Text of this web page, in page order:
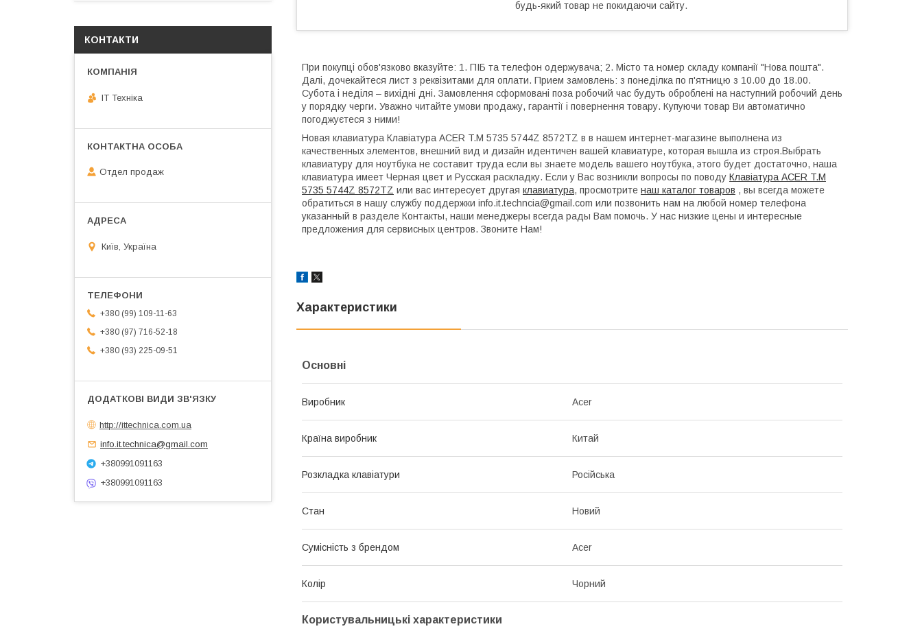
будь-який товар не покидаючи сайту.
При покупці обов'язково вказуйте: 1. ПІБ та телефон одержувача; 2. Місто та номер складу компанії "Нова пошта".
Далі, дочекайтеся лист з реквізитами для оплати. Прием замовлень: з понеділка по п'ятницю з 10.00 до 18.00.
Субота і неділя – вихідні дні. Замовлення сформовані поза робочий час будуть оброблені на наступний робочий день
у порядку черги. Уважно читайте умови продажу, гарантії і повернення товару. Купуючи товар Ви автоматично
погоджуєтеся з ними!
Новая клавиатура Клавіатура ACER T.M 5735 5744Z 8572TZ в в нашем интернет-магазине выполнена из
качественных элементов, внешний вид и дизайн идентичен вашей клавиатуре, которая вышла из строя.Выбрать
клавиатуру для ноутбука не составит труда если вы знаете модель вашего ноутбука, этого будет достаточно, наша
клавиатура имеет Черная цвет и Русская раскладку. Если у Вас возникли вопросы по поводу Клавіатура ACER T.M
5735 5744Z 8572TZ или вас интересует другая клавиатура, просмотрите наш каталог товаров , вы всегда можете
обратиться в нашу службу поддержки info.it.techncia@gmail.com или позвонить нам на любой номер телефона
указанный в разделе Контакты, наши менеджеры всегда рады Вам помочь. У нас низкие цены и интересные
предложения для сервисных центров. Звоните Нам!
Характеристики
Основні
Виробник Acer
Країна виробник Китай
Розкладка клавіатури Російська
Стан Новий
Сумісність з брендом Acer
Колір Чорний
Користувальницькі характеристики
КОНТАКТИ
IT Техніка
Отдел продаж
Київ, Україна
+380 (99) 109-11-63
+380 (97) 716-52-18
+380 (93) 225-09-51
http://ittechnica.com.ua
info.it.technica@gmail.com
+380991091163
+380991091163